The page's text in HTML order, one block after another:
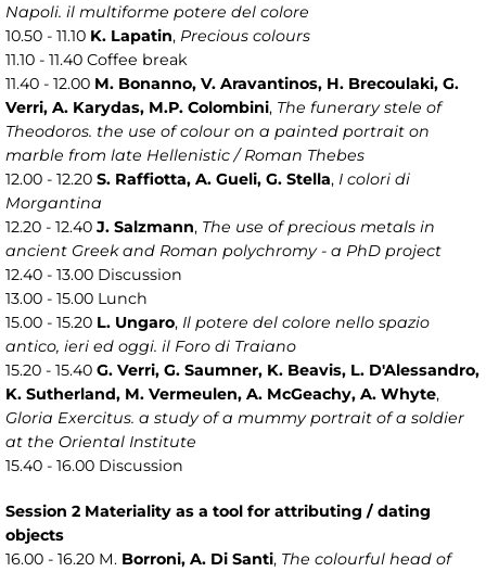
Napoli. il multiforme potere del colore
10.50 - 11.10 K. Lapatin, Precious colours
11.10 - 11.40 Coffee break
11.40 - 12.00 M. Bonanno, V. Aravantinos, H. Brecoulaki, G.
Verri, A. Karydas, M.P. Colombini, The funerary stele of
Theodoros. the use of colour on a painted portrait on
marble from late Hellenistic / Roman Thebes
12.00 - 12.20 S. Raffiotta, A. Gueli, G. Stella, I colori di
Morgantina
12.20 - 12.40 J. Salzmann, The use of precious metals in
ancient Greek and Roman polychromy - a PhD project
12.40 - 13.00 Discussion
13.00 - 15.00 Lunch
15.00 - 15.20 L. Ungaro, Il potere del colore nello spazio
antico, ieri ed oggi. il Foro di Traiano
15.20 - 15.40 G. Verri, G. Saumner, K. Beavis, L. D'Alessandro,
K. Sutherland, M. Vermeulen, A. McGeachy, A. Whyte,
Gloria Exercitus. a study of a mummy portrait of a soldier
at the Oriental Institute
15.40 - 16.00 Discussion
Session 2 Materiality as a tool for attributing / dating
objects
16.00 - 16.20 M. Borroni, A. Di Santi, The colourful head of